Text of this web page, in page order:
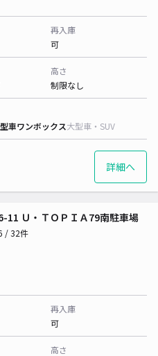
再入庫
可
高さ
制限なし
車ワンボックス大型車・SUV
詳細へ
11 Ｕ・ＴＯＰＩＡ79南駐車場
/ 32件
再入庫
可
高さ